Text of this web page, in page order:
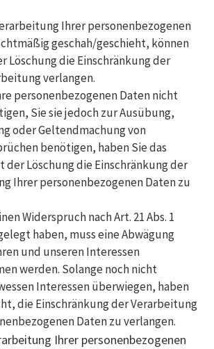
Ihrer personenbezogenen
geschah/geschieht, können
Löschung die Einschränkung der
verlangen.
personenbezogenen Daten nicht
Sie sie jedoch zur Ausübung,
oder Geltendmachung von
benötigen, haben Sie das
der Löschung die Einschränkung der
Ihrer personenbezogenen Daten zu
Widerspruch nach Art. 21 Abs. 1
haben, muss eine Abwägung
und unseren Interessen
werden. Solange noch nicht
Interessen überwiegen, haben
die Einschränkung der Verarbeitung
Daten zu verlangen.
Ihrer personenbezogenen